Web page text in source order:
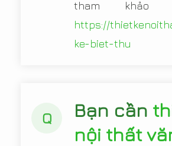
tham khảo
https://
ke-biet-thu
Q Bạn cần
nội thất